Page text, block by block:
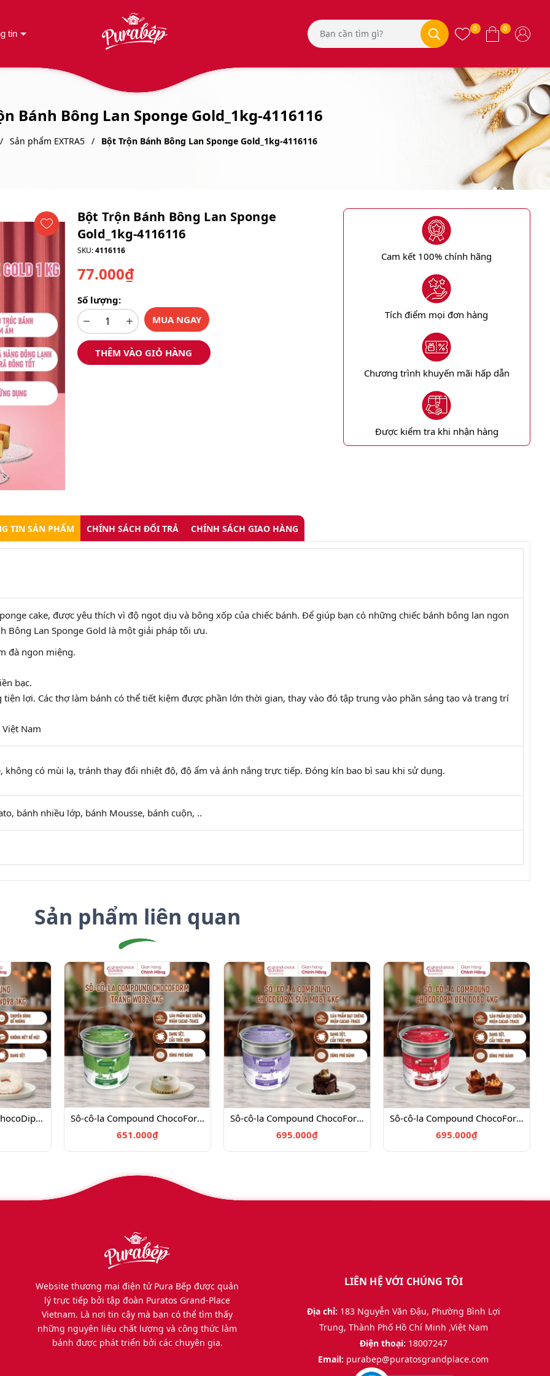
tin 0 0
Bánh Bông Lan Sponge Gold_1kg-4116116
Sản phẩm EXTRA5 Bột Trộn Bánh Bông Lan Sponge Gold_1kg-4116116
Bột Trộn Bánh Bông Lan Sponge
Gold_1kg-4116116
SKU:4116116
77.000₫
Số lượng:
MUA NGAY
THÊM VÀO GIỎ HÀNG
Cam kết 100% chính hãng
Tích điểm mọi đơn hàng
Chương trình khuyến mãi hấp dẫn
Được kiểm tra khi nhận hàng
TIN SẢN PHẨM CHÍNH SÁCH ĐỔI TRẢ CHÍNH SÁCH GIAO HÀNG
cake, được yêu thích vì độ ngọt dịu và bông xốp của chiếc bánh. Để giúp bạn có những chiếc bánh bông lan ngon
Bông Lan Sponge Gold là một giải pháp tối ưu.
đà ngon miệng.
bạc.
tiện lợi. Các thợ làm bánh có thể tiết kiệm được phần lớn thời gian, thay vào đó tập trung vào phần sáng tạo và trang trí
Nam
không có mùi lạ, tránh thay đổi nhiệt độ, độ ẩm và ánh nắng trực tiếp. Đóng kín bao bì sau khi sử dụng.
bánh nhiều lớp, bánh Mousse, bánh cuộn, ..
Sản phẩm liên quan
Sô-cô-la CompoundChocoDipping Trắng W098 - 1kg_ 4024617
Sô-cô-la Compound ChocoForm Trắng W082.4kg
651.000₫
Sô-cô-la Compound ChocoForm Sữa M081.4kg
695.000₫
Sô-cô-la Compound ChocoForm Đen D080.4kg
695.000₫
Website thương mại điện tử Pura Bếp được quản
lý trực tiếp bởi tập đoàn Puratos Grand-Place
Vietnam. Là nơi tin cậy mà bạn có thể tìm thấy
những nguyên liệu chất lượng và công thức làm
bánh được phát triển bởi các chuyên gia.
LIÊN HỆ VỚI CHÚNG TÔI
Địa chỉ: 183 Nguyễn Văn Đậu, Phường Bình Lợi
Trung, Thành Phố Hồ Chí Minh ,Việt Nam
Điện thoại: 18007247
Email: purabep@puratosgrandplace.com